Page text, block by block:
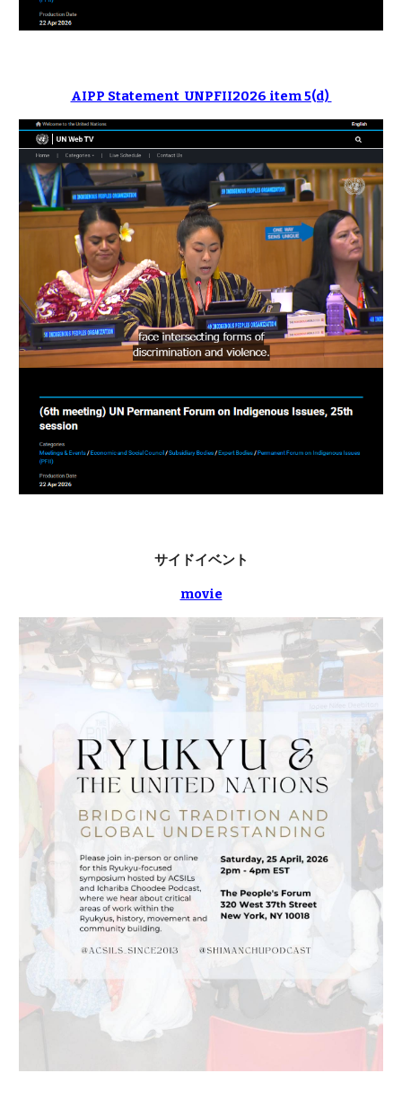
AIPP Statement UNPFII2026 item 5(d)
サイドイベント
movie